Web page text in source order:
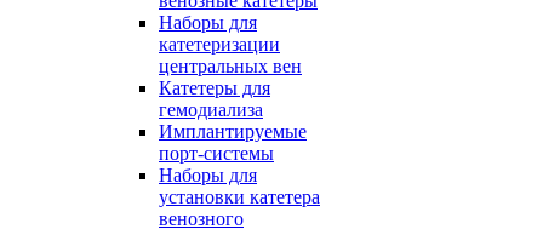
Наборы для
катетеризации
центральных вен
Катетеры для
гемодиализа
Имплантируемые
порт‑системы
Наборы для
установки катетера
венозного